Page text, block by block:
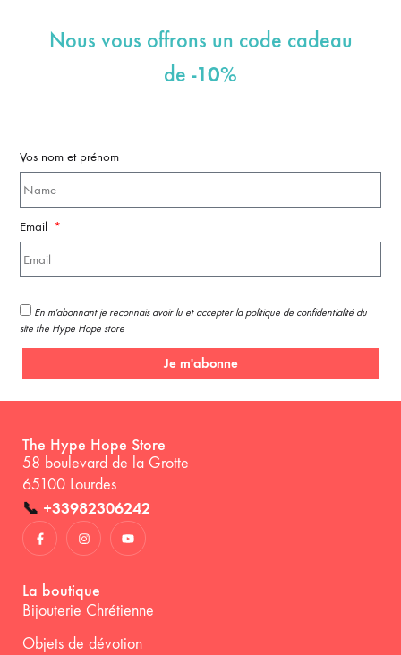
Nous vous offrons un code cadeau
de -10%
Vos nom et prénom
Email
En m'abonnant je reconnais avoir lu et accepter la politique de confidentialité du
site the Hype Hope store
Je m'abonne
The Hype Hope Store
58 boulevard de la Grotte
65100 Lourdes
📞 +33982306242
La boutique
Bijouterie Chrétienne
Objets de dévotion